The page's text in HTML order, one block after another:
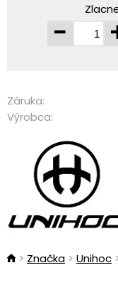
-
Záruka:
Výrobca:
Značka Unihoc